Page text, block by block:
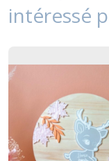
intéressé